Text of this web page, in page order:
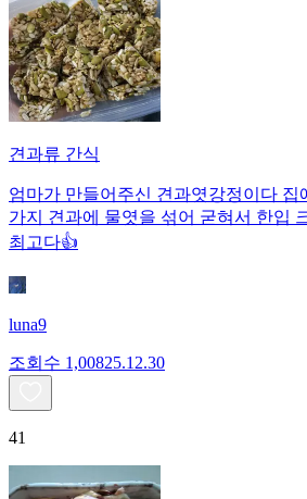
견과류 간식
엄마가 만들어주신 견과엿강정이다 집
가지 견과에 물엿을 섞어 굳혀서 한입
최고다👍
luna9
조회수 1,00825.12.30
41